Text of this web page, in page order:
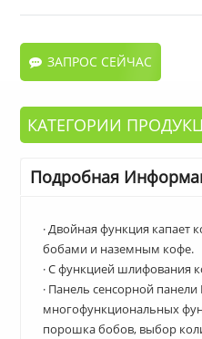
ЗАПРОС СЕЙЧАС
КАТЕГОРИИ
Подробная
· Двойная функция капает
бобами и наземным кофе.
· С функцией шлифования
· Панель сенсорной
многофункциональных
порошка бобов, выбор